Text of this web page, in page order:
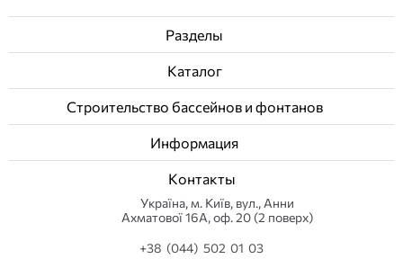
Разделы
Каталог
Строительство бассейнов и фонтанов
Информация
Контакты
Українa, м. Київ, вул., Анни
Ахматової 16А, оф. 20 (2 поверх)
+38 (044) 502 01 03